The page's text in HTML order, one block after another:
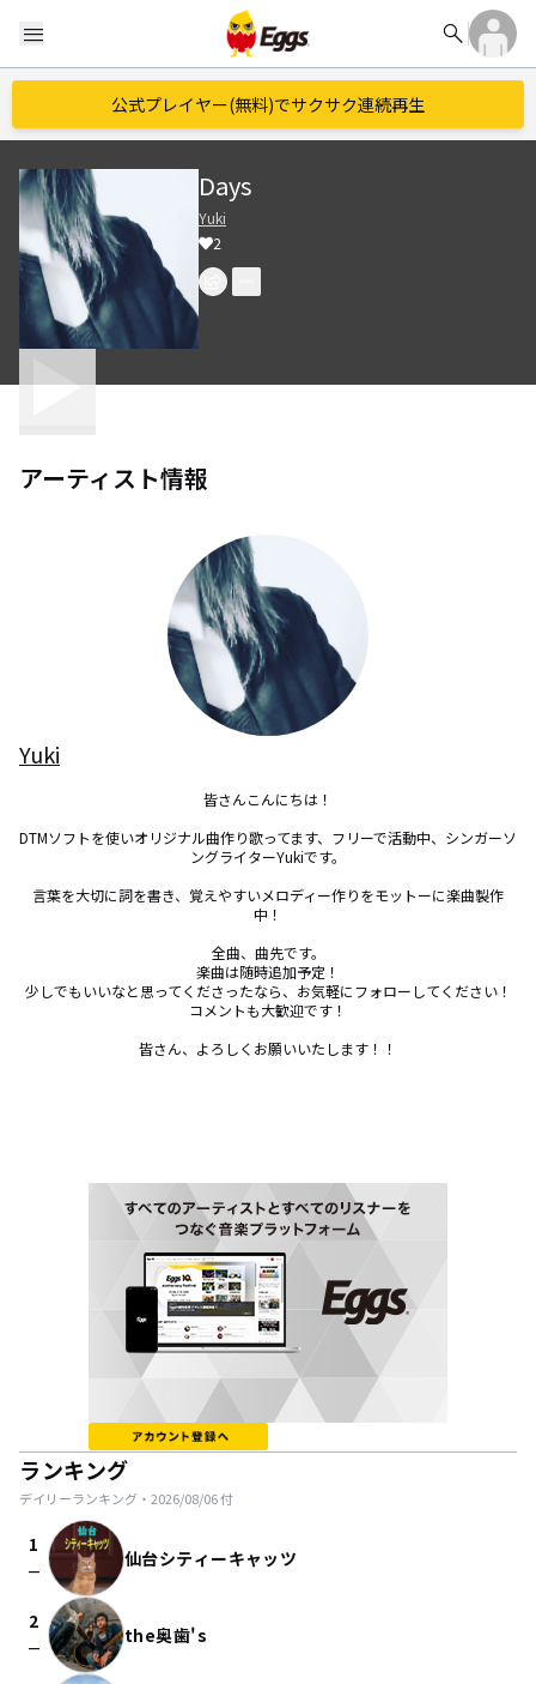
menu search
公式プレイヤー(無料)でサクサク連続再生
Days
Yuki
2
アーティスト情報
Yuki
皆さんこんにちは！
DTMソフトを使いオリジナル曲作り歌ってます、フリーで活動中、シンガーソ
ングライターYukiです。
言葉を大切に詞を書き、覚えやすいメロディー作りをモットーに楽曲製作
中！
全曲、曲先です。
楽曲は随時追加予定！
少しでもいいなと思ってくださったなら、お気軽にフォローしてください！
コメントも大歓迎です！
皆さん、よろしくお願いいたします！！
ランキング
デイリーランキング・ 2026/08/06付
1
check_indeterminate_small 仙台シティーキャッツ
2
check_indeterminate_small the奥歯's